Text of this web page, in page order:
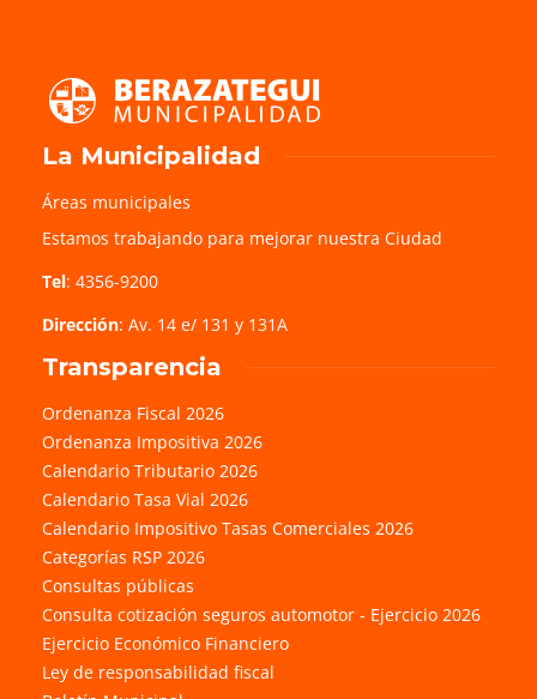
La Municipalidad
Áreas municipales
Estamos trabajando para mejorar nuestra Ciudad
Tel: 4356-9200
Dirección: Av. 14 e/ 131 y 131A
Transparencia
Ordenanza Fiscal 2026
Ordenanza Impositiva 2026
Calendario Tributario 2026
Calendario Tasa Vial 2026
Calendario Impositivo Tasas Comerciales 2026
Categorías RSP 2026
Consultas públicas
Consulta cotización seguros automotor - Ejercicio 2026
Ejercicio Económico Financiero
Ley de responsabilidad fiscal